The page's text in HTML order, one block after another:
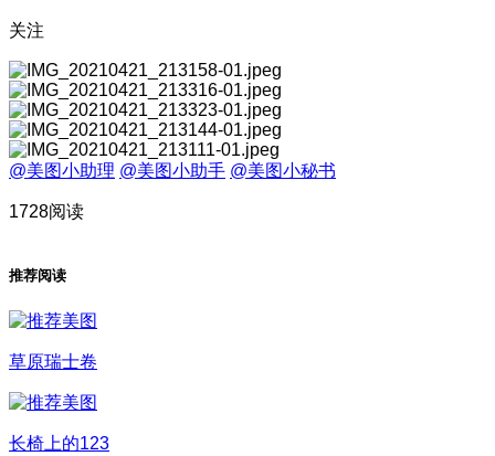
关注
@美图小助理 @美图小助手 @美图小秘书
1728阅读
推荐阅读
草原瑞士卷
长椅上的123